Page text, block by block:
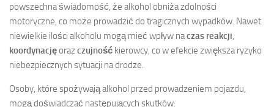
powszechna świadomość, że alkohol obniża zdolności
motoryczne, co może prowadzić do tragicznych wypadków. Nawet
niewielkie ilości alkoholu mogą mieć wpływ naczas reakcji
koordynacjęorazczujność kierowcy, co w efekcie zwiększa ryzyko
niebezpiecznych sytuacji na drodze.
Osoby, które spożywają alkohol przed prowadzeniem pojazdu,
mogą doświadczać następujących skutków: